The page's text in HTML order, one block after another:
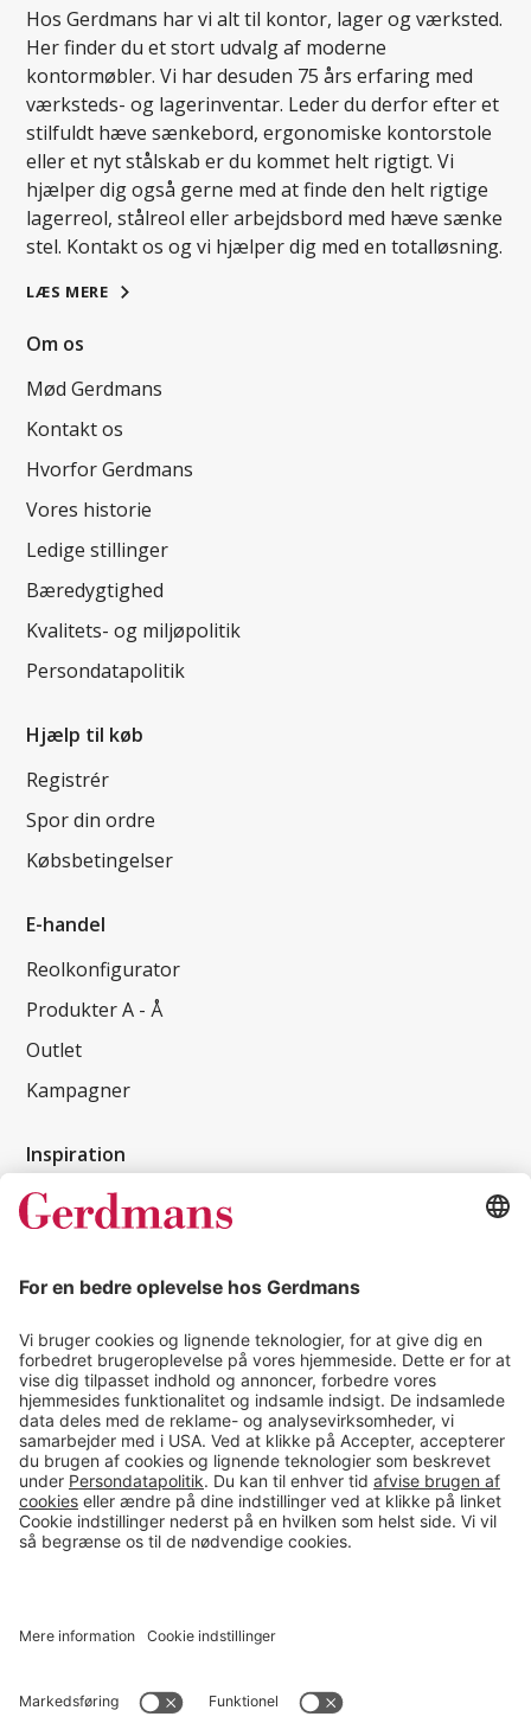
Hos Gerdmans har vi alt til kontor, lager og værksted.
Her finder du et stort udvalg af moderne
kontormøbler. Vi har desuden 75 års erfaring med
værksteds- og lagerinventar. Leder du derfor efter et
stilfuldt hæve sænkebord, ergonomiske kontorstole
eller et nyt stålskab er du kommet helt rigtigt. Vi
hjælper dig også gerne med at finde den helt rigtige
lagerreol, stålreol eller arbejdsbord med hæve sænke
stel. Kontakt os og vi hjælper dig med en totalløsning.
LÆS MERE
Om os
Mød Gerdmans
Kontakt os
Hvorfor Gerdmans
Vores historie
Ledige stillinger
Bæredygtighed
Kvalitets- og miljøpolitik
Persondatapolitik
Hjælp til køb
Registrér
Spor din ordre
Købsbetingelser
E-handel
Reolkonfigurator
Produkter A - Å
Outlet
Kampagner
Inspiration
Kundereferencer
Tips & guides
Kontakt
salg@gerdmans.dk
49 18 07 07
Salgsafdeling åbningstider
08.00-16.00
© 2026 Gerdmans Kontor- & Lagerudstyr A/S Alle priser er ekskl.
Cookie indstillinger